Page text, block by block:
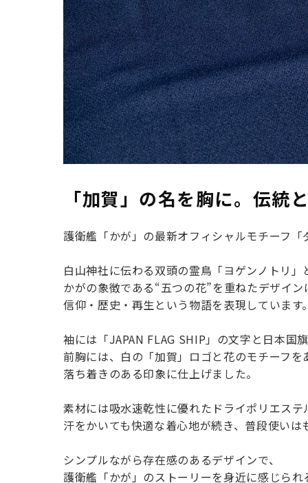
「加賀」の名を胸に。伝
護衛艦「かが」の最新オフィシャルモチーフ
白山神社に伝わる双頭の霊鳥 「ヨゲンノトリ」
かがの象徴である“五つの花”を重ねたデザイン
信仰・歴史・再生という物語を表現しています
袖には 「JAPAN FLAG SHIP」 の文字と日本国
前胸には、白の 「加賀」ロゴと花のモチーフを
落ち着きのある印象に仕上げました。
素材には吸水速乾性に優れたドライポリエステ
汗をかいても快適な着心地が続き、普段使い
シンプルながら存在感のあるデザインで、
護衛艦「かが」のストーリーを身近に感じられ